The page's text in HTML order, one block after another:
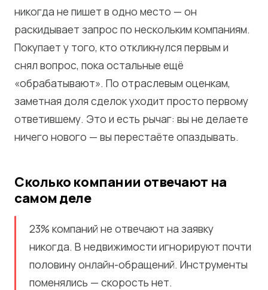
никогда не пишет в одно место — он
раскидывает запрос по нескольким компаниям.
Покупает у того, кто откликнулся первым и
снял вопрос, пока остальные ещё
«обрабатывают». По отраслевым оценкам,
заметная доля сделок уходит просто первому
ответившему. Это и есть рычаг: вы не делаете
ничего нового — вы перестаёте опаздывать.
Сколько компании отвечают на
самом деле
23% компаний не отвечают на заявку
никогда. В недвижимости игнорируют почти
половину онлайн-обращений. Инструменты
поменялись — скорость нет.